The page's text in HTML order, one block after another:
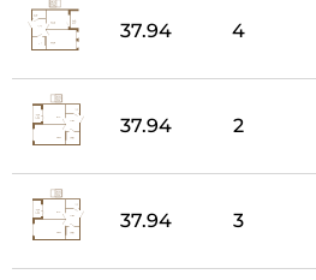
37.94 4
37.94 2
37.94 3